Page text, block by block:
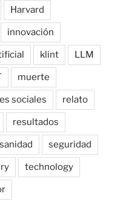
Harvard
innovación
klint LLM
muerte
sociales relato
resultados
sanidad seguridad
technology